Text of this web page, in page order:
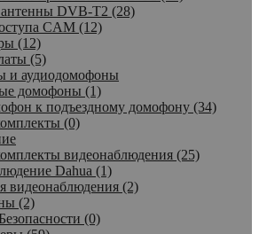
DVB-T2 (28)
CAM (12)
(12)
(5)
и аудиодомофоны
домофоны (1)
к подъездному домофону (34)
(0)
видеонаблюдения (25)
Dahua (1)
видеонаблюдения (2)
(2)
(0)